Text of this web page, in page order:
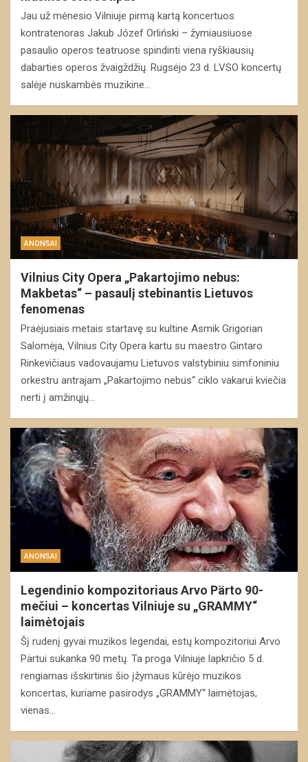
Jau už mėnesio Vilniuje pirmą kartą koncertuos
kontratenoras Jakub Józef Orliński – žymiausiuose
pasaulio operos teatruose spindinti viena ryškiausių
dabarties operos žvaigždžių. Rugsėjo 23 d. LVSO koncertų
salėje nuskambės muzikine…
ANONSAI
Vilnius City Opera „Pakartojimo nebus:
Makbetas“ – pasaulį stebinantis Lietuvos
fenomenas
Praėjusiais metais startavę su kultine Asmik Grigorian
Salomėja, Vilnius City Opera kartu su maestro Gintaro
Rinkevičiaus vadovaujamu Lietuvos valstybiniu simfoniniu
orkestru antrajam „Pakartojimo nebus“ ciklo vakarui kviečia
nerti į amžinųjų…
ANONSAI
Legendinio kompozitoriaus Arvo Pärto 90-
mečiui – koncertas Vilniuje su „GRAMMY“
laimėtojais
Šį rudenį gyvai muzikos legendai, estų kompozitoriui Arvo
Pärtui sukanka 90 metų. Ta proga Vilniuje lapkričio 5 d.
rengiamas išskirtinis šio įžymaus kūrėjo muzikos
koncertas, kuriame pasirodys „GRAMMY“ laimėtojas,
vienas…